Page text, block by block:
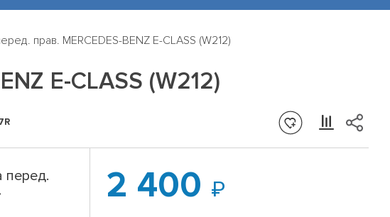
прав. MERCEDES-BENZ E-CLASS (W212)
E-CLASS (W212)
перед.
2 400